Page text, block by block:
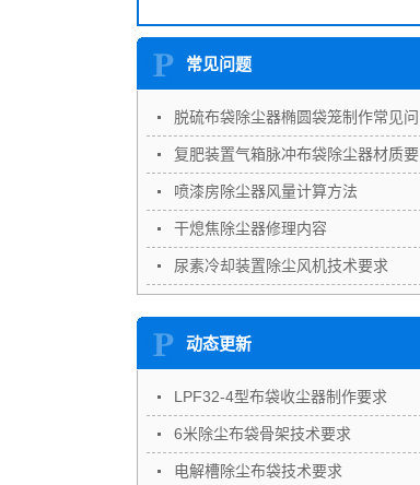
常见问题
脱硫布袋除尘器椭圆袋笼制作常见问
题
复肥装置气箱脉冲布袋除尘器材质要
求
喷漆房除尘器风量计算方法
干熄焦除尘器修理内容
尿素冷却装置除尘风机技术要求
动态更新
LPF32-4型布袋收尘器制作要求
6米除尘布袋骨架技术要求
电解槽除尘布袋技术要求